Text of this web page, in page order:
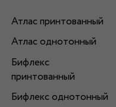
Атлас принтованный
Атлас однотонный
Бифлекс
принтованный
Бифлекс однотонный